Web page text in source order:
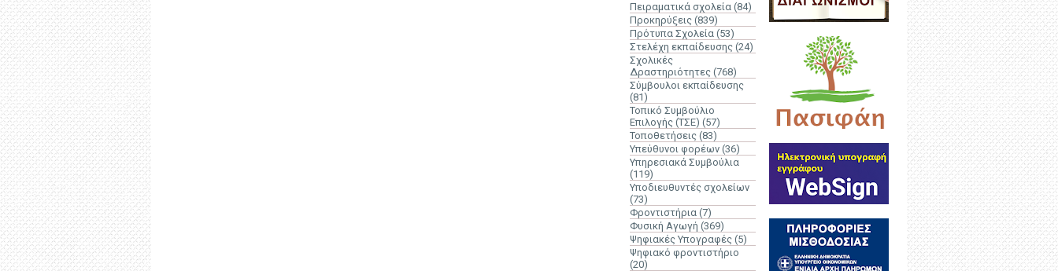
Πειραματικά σχολεία (84)
Προκηρύξεις (839)
Πρότυπα Σχολεία (53)
Στελέχη εκπαίδευσης (24)
Σχολικές
Δραστηριότητες (768)
Σύμβουλοι εκπαίδευσης
(81)
Τοπικό Συμβούλιο
Επιλογής (ΤΣΕ) (57)
Τοποθετήσεις (83)
Υπεύθυνοι φορέων (36)
Υπηρεσιακά Συμβούλια
(119)
Υποδιευθυντές σχολείων
(73)
Φροντιστήρια (7)
Φυσική Αγωγή (369)
Ψηφιακές Υπογραφές (5)
Ψηφιακό φροντιστήριο
(20)